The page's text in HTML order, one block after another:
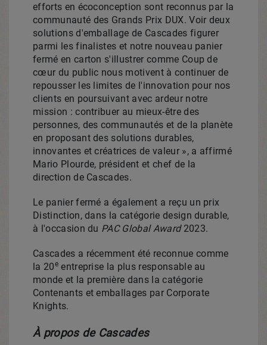
efforts en écoconception sont reconnus par la
communauté des Grands Prix DUX. Voir deux
solutions d'emballage de Cascades figurer
parmi les finalistes et notre nouveau panier
fermé en carton s'illustrer comme Coup de
cœur du public nous motivent à continuer de
repousser les limites de l'innovation pour nos
clients en poursuivant avec ardeur notre
mission : contribuer au mieux-être des
personnes, des communautés et de la planète
en proposant des solutions durables,
innovantes et créatrices de valeur », a affirmé
Mario Plourde, président et chef de la
direction de Cascades.
Le panier fermé a également a reçu un prix
Distinction, dans la catégorie design durable,
à l'occasion du PAC Global Award2023.
Cascades a récemment été reconnue comme
la 20eentreprise la plus responsable au
monde et la première dans la catégorie
Contenants et emballages par Corporate
Knights.
À propos de Cascades